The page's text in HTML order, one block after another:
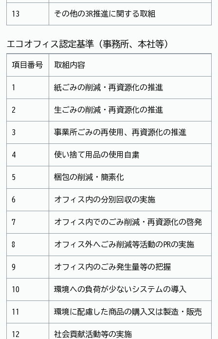
13 その他の3R推進に関する取組
エコオフィス認定基準（事務所、本社等）
項目番号 取組内容
1 紙ごみの削減・再資源化の推進
2 生ごみの削減・再資源化の推進
3 事業所ごみの再使用、再資源化の推進
4 使い捨て用品の使用自粛
5 梱包の削減・簡素化
6 オフィス内の分別回収の実施
7 オフィス内でのごみ削減・再資源化の啓発
8 オフィス外へごみ削減等活動のPRの実施
9 オフィス内のごみ発生量等の把握
10 環境への負荷が少ないシステムの導入
11 環境に配慮した商品の購入又は製造・販売
12 社会貢献活動等の実施